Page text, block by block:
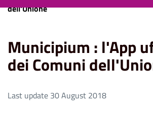
dell'Unione
Municipium : l'App
dei Comuni
Last update 30 August 2018